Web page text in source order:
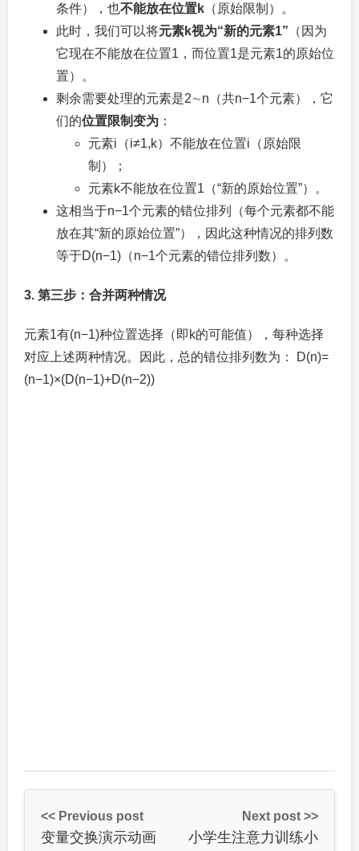
条件），也不能放在位置k （原始限制）。
此时，我们可以将元素k视为“新的元素1” （因为
它现在不能放在位置1 ，而位置1是元素1的原始位
置）。
剩余需要处理的元素是2∼n （共n−1个元素），它
们的位置限制变为 ：
元素i （i≠1,k）不能放在位置i （原始限
制）；
元素k不能放在位置1 （“新的原始位置”）。
这相当于n−1个元素的错位排列（每个元素都不能
放在其“新的原始位置”），因此这种情况的排列数
等于D(n−1) （n−1个元素的错位排列数）。
3. 第三步：合并两种情况
元素1有(n−1)种位置选择（即 k的可能值），每种选择
对应上述两种情况。因此，总的错位排列数为：
D(n)=
(n−1)×(D(n−1)+D(n−2))
<< Previous post
变量交换演示动画
Next post >>
小学生注意力训练小